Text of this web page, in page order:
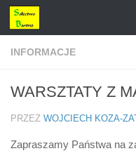
Przejdź do treści
INFORMACJE
WARSZTATY Z
PRZEZ WOJCIECH KOZA-
Zapraszamy Państwa na